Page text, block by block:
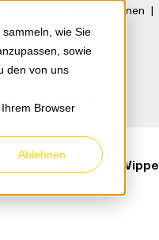
wie Sie
sowie
den von uns
Browser
Ablehnen
Ihre Ansprechpartner:innen |
Über eltric